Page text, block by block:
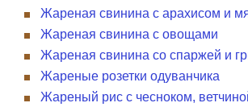
Жареная свинина с арахисом и
Жареная свинина с овощами
Жареная свинина со спаржей и
Жареные розетки одуванчика
Жареный рис с чесноком,